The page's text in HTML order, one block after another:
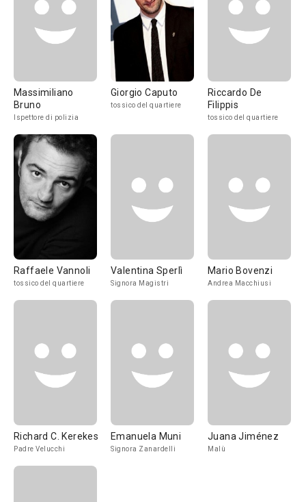
Massimiliano
Bruno
Ispettore di polizia
Giorgio Caputo
tossico del quartiere
Riccardo De
Filippis
tossico del quartiere
Raffaele Vannoli
tossico del quartiere
Valentina Sperlì
Signora Magistri
Mario Bovenzi
Andrea Macchiusi
Richard C. Kerekes
Padre Velucchi
Emanuela Muni
Signora Zanardelli
Juana Jiménez
Malù